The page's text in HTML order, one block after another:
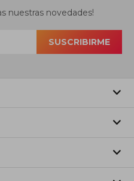
nuestras novedades!
SUSCRIBIRME